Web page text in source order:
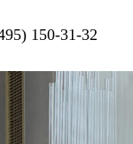
150-31-32